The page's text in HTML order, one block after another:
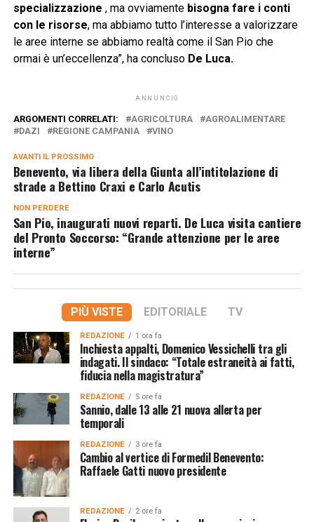
specializzazione , ma ovviamente bisogna fare i conti
con le risorse, ma abbiamo tutto l’interesse a valorizzare
le aree interne se abbiamo realtà come il San Pio che
ormai è un’eccellenza”, ha conclusoDe Luca.
ANNUNCIO
ARGOMENTI CORRELATI: AGRICOLTURA
AGROALIMENTARE
DAZI
REGIONE CAMPANIA VINO
AVANTI IL ​​PROSSIMO
Benevento, via libera della Giunta all’intitolazione di
strade a Bettino Craxi e Carlo Acutis
NON PERDERE
San Pio, inaugurati nuovi reparti. De Luca visita cantiere
del Pronto Soccorso: “Grande attenzione per le aree
interne”
PIÙ VISTE EDITORIALE TV
REDAZIONE 1 ora fa
Inchiesta appalti, Domenico Vessichelli tra gli
indagati. Il sindaco: “Totale estraneità ai fatti,
fiducia nella magistratura”
REDAZIONE 5 ore fa
Sannio, dalle 13 alle 21 nuova allerta per
temporali
REDAZIONE 3 ore fa
Cambio al vertice di Formedil Benevento:
Raffaele Gatti nuovo presidente
REDAZIONE 2 ore fa